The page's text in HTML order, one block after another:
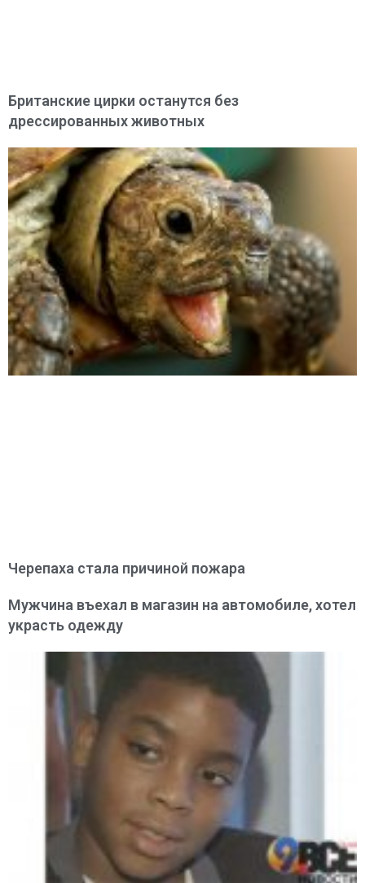
Британские цирки останутся без
дрессированных животных
Черепаха стала причиной пожара
Мужчина въехал в магазин на автомобиле, хотел
украсть одежду